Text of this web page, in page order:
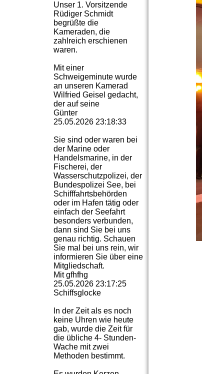
Unser 1. Vorsitzende
Rüdiger Schmidt
begrüßte die
Kameraden, die
zahlreich erschienen
waren.
Mit einer
Schweigeminute wurde
an unseren Kamerad
Wilfried Geisel gedacht,
der auf seine
Günter
25.05.2026 23:18:33
Sie sind oder waren bei
der Marine oder
Handelsmarine, in der
Fischerei, der
Wasserschutzpolizei, der
Bundespolizei See, bei
Schifffahrtsbehörden
oder im Hafen tätig oder
einfach der Seefahrt
besonders verbunden,
dann sind Sie bei uns
genau richtig. Schauen
Sie mal bei uns rein, wir
informieren Sie über eine
Mitgliedschaft.
Mit gfhfhg
25.05.2026 23:17:25
Schiffsglocke
In der Zeit als es noch
keine Uhren wie heute
gab, wurde die Zeit für
die übliche 4- Stunden-
Wache mit zwei
Methoden bestimmt.